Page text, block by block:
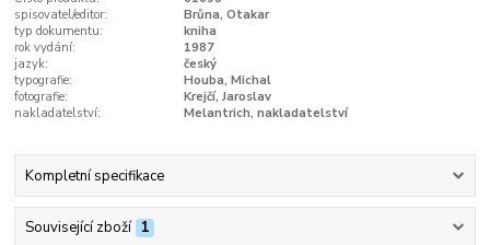
spisovatel/editor:
Brůna, Otakar
typ dokumentu:
kniha
rok vydání:
1987
jazyk:
český
typografie:
Houba, Michal
fotografie:
Krejčí, Jaroslav
nakladatelství:
Melantrich, nakladatelství
Kompletní specifikace
Související zboží 1